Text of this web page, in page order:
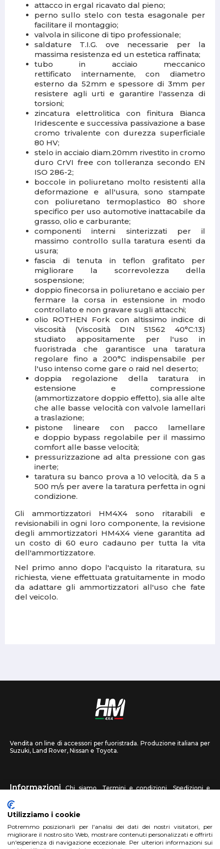
attacco in ergal ricavato dal pieno;
perno sullo stelo con testa esagonale per
facilitare il montaggio;
valvola in silicone di tipo professionale;
saldature T.I.G. ove necessarie per la
massima resistenza ed un estetica raffinata;
tubo in acciaio meccanico
rettificato internamente, con diametro
esterno da 52mm e spessore di 3mm per
resistere agli urti e garantire l'assenza di
torsioni;
zincatura elettrolitica con finitura Bianca
Iridescente e successiva passivazione a base
cromo trivalente con durezza superficiale
80 HV;
stelo in acciaio diam.20mm rivestito in cromo
duro CrVI free con tolleranza secondo EN
ISO 286-2;
boccole in poliuretano molto resistenti alla
deformazione e all'usura, sono stampate
con poliuretano termoplastico 80 shore
specifico per uso automotive inattacabile da
grasso, olio e carburante;
componenti interni sinterizzati per il
massimo controllo sulla taratura esenti da
usura;
fascia di tenuta in teflon grafitato per
migliorare la scorrevolezza della
sospensione;
doppio finecorsa in poliuretano e acciaio per
fermare la corsa in estensione in modo
controllato e non gravare sugli attacchi;
olio ROTHEN Fork con altissimo indice di
viscosità (Viscosità DIN 51562 40°C:13)
studiato appositamente per l'uso in
fuoristrada che garantisce una taratura
regolare fino a 200°C indispensabile per
l'uso intenso come gare o raid nel deserto;
doppia regolazione della taratura in
estensione e compressione
(ammortizzatore doppio effetto), sia alle alte
che alle basse velocità con valvole lamellari
a traslazione;
pistone lineare con pacco lamellare
e doppio bypass regolabile per il massimo
comfort alle basse velocità;
pressurizzazione ad alta pressione con gas
inerte;
taratura su banco prova a 10 velocità, da 5 a
500 m/s per avere la taratura perfetta in ogni
condizione.
Gli ammortizzatori HM4X4 sono ritarabili e
revisionabili in ogni loro componente, la revisione
degli ammortizzatori HM4X4 viene garantita ad
un costo di 60 euro cadauno per tutta la vita
dell'ammortizzatore.
Nel primo anno dopo l'acquisto la ritaratura, su
richiesta, viene effettuata gratuitamente in modo
da adattare gli ammortizzatori all'uso che fate
del veicolo.
Vendita on line di accessori per fuoristrada. Produzione italiana per
Suzuki, Land Rover, Nissan e Toyota.
Informazioni Chi siamo Termini e condizioni
Spedizioni e
recessi
HM4X4 FAQ Centri assistenza Invia una foto
Utilizziamo i cookie
Potremmo posizionarli per l'analisi dei dati dei nostri visitatori, per
migliorare il nostro sito Web, mostrare contenuti personalizzati e offrirti
un'esperienza di navigazione eccezionale. Per ulteriori informazioni sui